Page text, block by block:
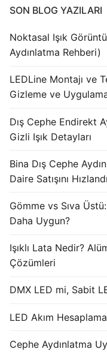
Işık
İç
DMX
Cephe
SON BLOG YAZILARI
Noktasal Işık
Aydınlatma Rehberi)
LEDLine Montajı ve
Gizleme ve
Dış Cephe Endirekt
Gizli Işık Detayları
Bina Dış Cephe
Daire Satışını
Gömme vs Sıva
Daha Uygun?
Işıklı Lata Nedir?
Çözümleri
DMX LED mi, Sabit
LED Akım
Cephe Aydınlatma